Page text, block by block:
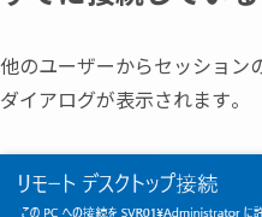
他のユーザーからセッション
ダイアログが表示されます。